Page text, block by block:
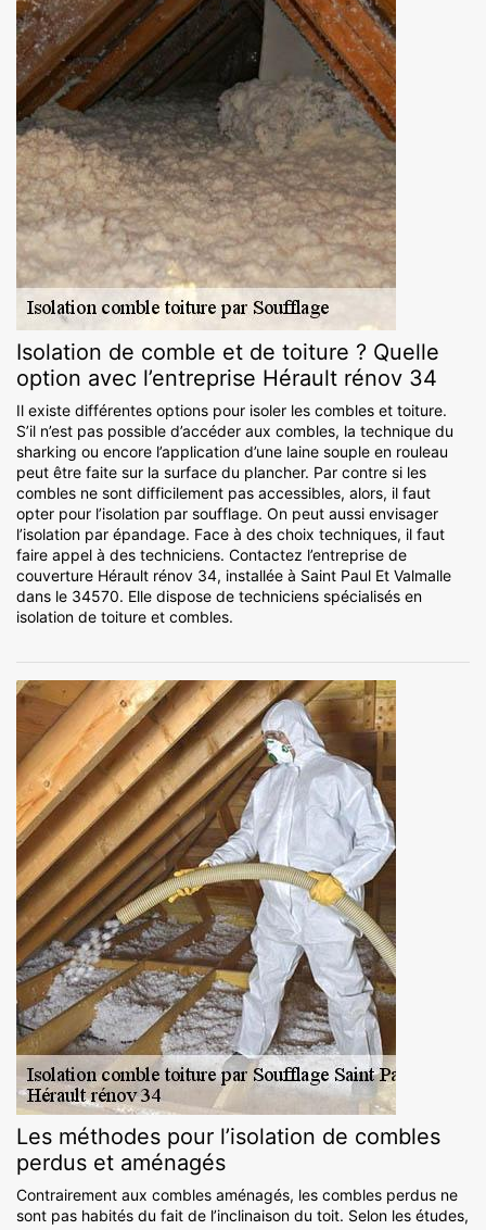
Isolation de comble et de toiture ? Quelle
option avec l’entreprise Hérault rénov 34
Il existe différentes options pour isoler les combles et toiture.
S’il n’est pas possible d’accéder aux combles, la technique du
sharking ou encore l’application d’une laine souple en rouleau
peut être faite sur la surface du plancher. Par contre si les
combles ne sont difficilement pas accessibles, alors, il faut
opter pour l’isolation par soufflage. On peut aussi envisager
l’isolation par épandage. Face à des choix techniques, il faut
faire appel à des techniciens. Contactez l’entreprise de
couverture Hérault rénov 34, installée à Saint Paul Et Valmalle
dans le 34570. Elle dispose de techniciens spécialisés en
isolation de toiture et combles.
Les méthodes pour l’isolation de combles
perdus et aménagés
Contrairement aux combles aménagés, les combles perdus ne
sont pas habités du fait de l’inclinaison du toit. Selon les études,